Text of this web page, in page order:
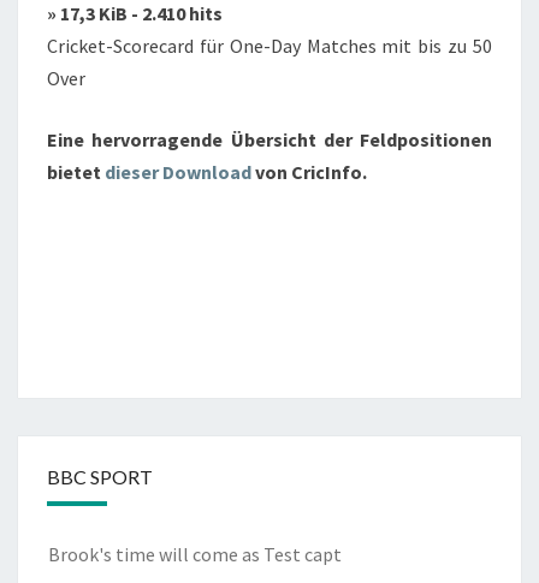
» 17,3 KiB - 2.410 hits
Cricket-Scorecard für One-Day Matches mit bis zu 50
Over
Eine hervorragende Übersicht der Feldpositionen
bietet dieser Downloadvon CricInfo.
BBC SPORT
Brook's time will come as Test capt